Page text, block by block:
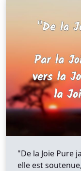
"De la Joie Pure
elle est